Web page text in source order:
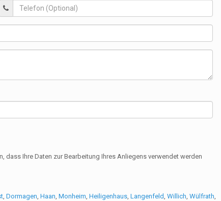
Ihre Daten zur Bearbeitung Ihres Anliegens verwendet werden
,Dormagen,Haan,Monheim,Heiligenhaus,Langenfeld,Willich,Wülfrath,